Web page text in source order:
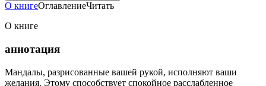
О книгеОглавлениеЧитать
О книге
аннотация
Мандалы, разрисованные вашей рукой, исполняют ваши
желания. Этому способствует спокойное расслабленное